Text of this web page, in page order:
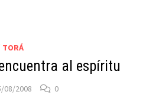
TORÁ
al espíritu
08/2008 0